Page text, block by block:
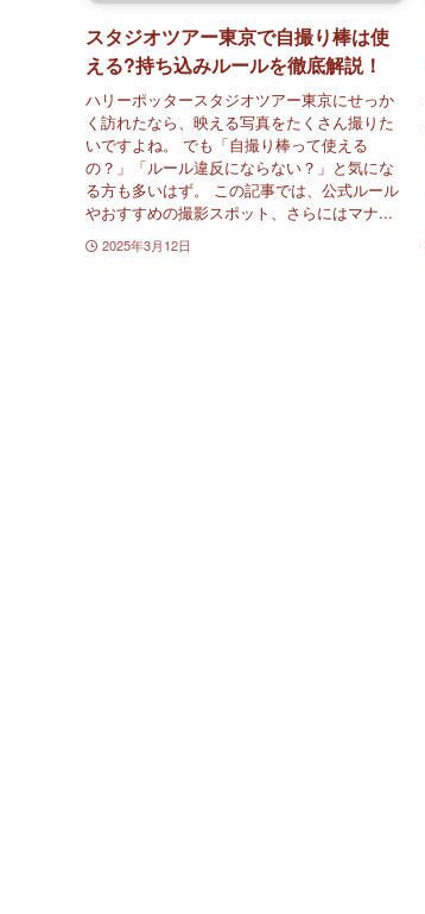
スタジオツアー東京で自撮り棒は使
える?持ち込みルールを徹底解説！
ハリーポッタースタジオツアー東京にせっか
く訪れたなら、映える写真をたくさん撮りた
いですよね。 でも「自撮り棒って使える
の？」「ルール違反にならない？」と気にな
る方も多いはず。 この記事では、公式ルール
やおすすめの撮影スポット、さらにはマナ...
2025年3月12日